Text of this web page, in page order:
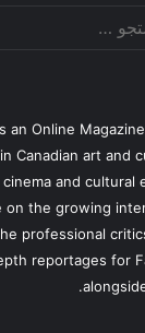
an Online
Canadian art and
and cultural
on the growing
professional
reportages for